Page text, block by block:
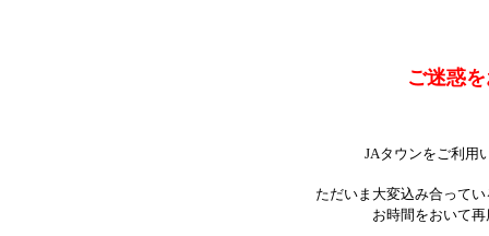
ご迷惑
JAタウンをご利用
ただいま大変込み合って
お時間をおいて